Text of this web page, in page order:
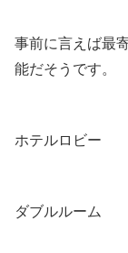
事前に言えば最
能だそうです。
ホテルロビー
ダブルルーム